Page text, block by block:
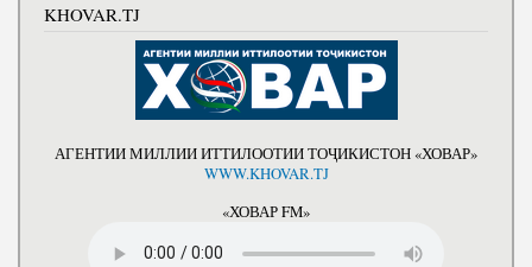
KHOVAR.TJ
АГЕНТИИ МИЛЛИИ ИТТИЛООТИИ ТОҶИКИСТОН «ХОВАР»
WWW.KHOVAR.TJ
«ХОВАР FM»